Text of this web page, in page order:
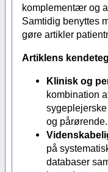
komplementær og
Samtidig benyttes
gøre artikler
Artiklens
Klinisk og
kombination
og pårørende.
på
databaser